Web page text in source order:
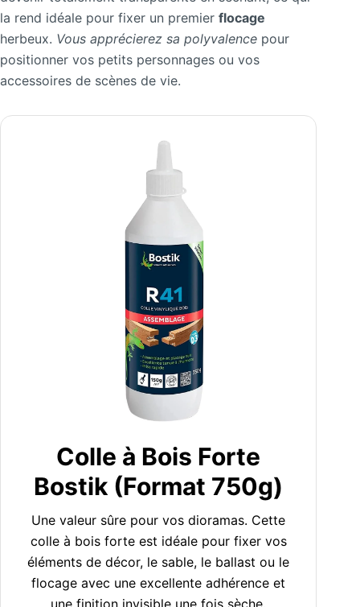
la rend idéale pour fixer un premier flocage
herbeux. Vous apprécierez sa polyvalence pour
positionner vos petits personnages ou vos
accessoires de scènes de vie.
Colle à Bois Forte
Bostik (Format 750g)
Une valeur sûre pour vos dioramas. Cette
colle à bois forte est idéale pour fixer vos
éléments de décor, le sable, le ballast ou le
flocage avec une excellente adhérence et
une finition invisible une fois sèche.